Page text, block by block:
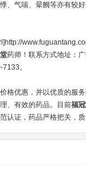
、气喘、晕阙等亦有较
药师！联系方式地址：
。
格优惠，并以优质的服
、有效的药品。目前福
认证，药品严格把关，质